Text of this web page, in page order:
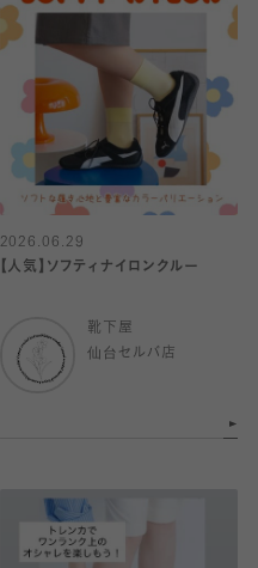
2026.06.29
【人気】ソフティナイロンクルー
靴下屋
仙台セルバ店